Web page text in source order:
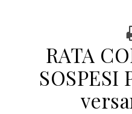
RATA
SOSPESI